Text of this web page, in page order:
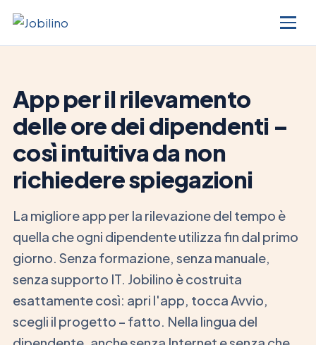
App per il rilevamento
delle ore dei dipendenti –
così intuitiva da non
richiedere spiegazioni
La migliore app per la rilevazione del tempo è
quella che ogni dipendente utilizza fin dal primo
giorno. Senza formazione, senza manuale,
senza supporto IT. Jobilino è costruita
esattamente così: apri l'app, tocca Avvio,
scegli il progetto – fatto. Nella lingua del